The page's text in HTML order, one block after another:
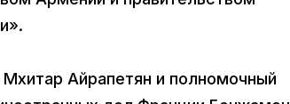
Айрапетян и полномочный